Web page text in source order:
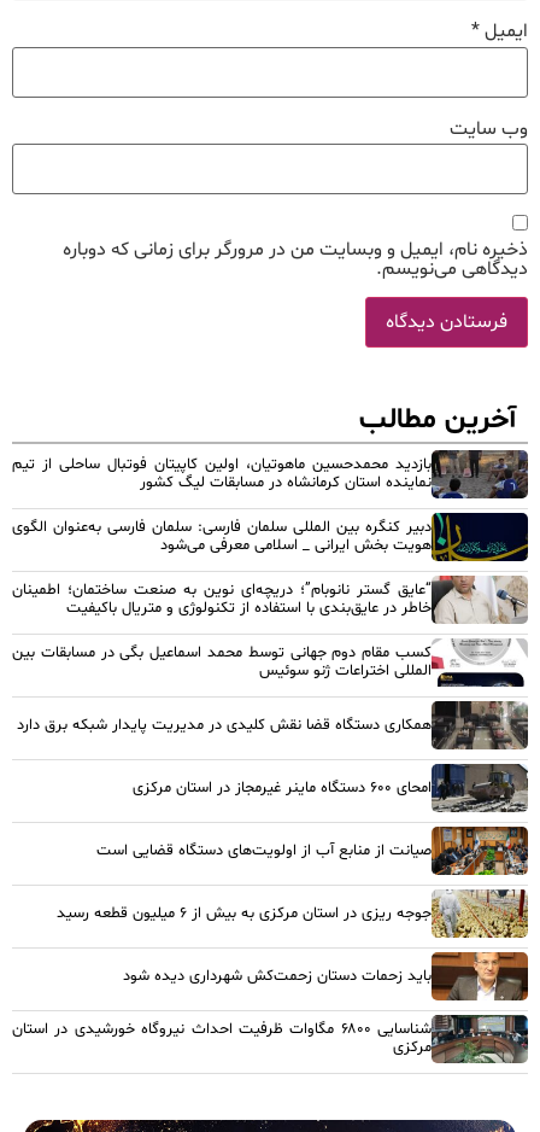
ایمیل*
وب‌ سایت
ذخیره نام، ایمیل و وبسایت من در مرورگر برای زمانی که دوباره
دیدگاهی می‌نویسم.
آخرین مطالب
بازدید محمدحسین ماهوتیان، اولین کاپیتان فوتبال ساحلی از تیم
نماینده استان کرمانشاه در مسابقات لیگ کشور
دبیر کنگره بین المللی سلمان فارسی: سلمان فارسی به‌عنوان الگوی
هویت بخش ایرانی _ اسلامی معرفی می‌شود
“عایق گستر نانوبام”؛ دریچه‌ای نوین به صنعت ساختمان؛ اطمینان
خاطر در عایق‌بندی با استفاده از تکنولوژی و متریال باکیفیت
کسب مقام دوم جهانی توسط محمد اسماعیل بگی در مسابقات بین
المللی اختراعات ژنو سوئیس
همکاری دستگاه قضا نقش کلیدی در مدیریت پایدار شبکه برق دارد
امحای ۶۰۰ دستگاه ماینر غیرمجاز در استان مرکزی
صیانت از منابع آب از اولویت‌های دستگاه قضایی است
جوجه ریزی در استان مرکزی به بیش از ۶ میلیون قطعه رسید
باید زحمات دستان زحمت‌کش شهرداری دیده شود
شناسایی ۶۸۰۰ مگاوات ظرفیت احداث نیروگاه خورشیدی در استان
مرکزی